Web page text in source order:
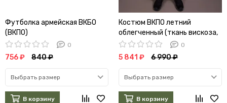
Футболка армейская ВКБО
(ВКПО)
0
756 ₽ 840 ₽
Выбрать размер
В корзину
Костюм ВКПО летний
облегченный (ткань вискоза,
мультикам)
0
5 841 ₽ 6 990 ₽
Выбрать размер
В корзину